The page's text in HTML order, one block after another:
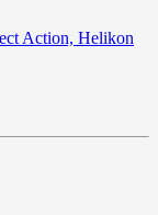
Action, Helikon